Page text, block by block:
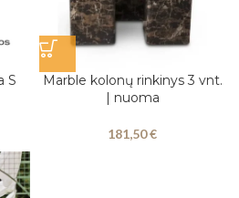
S
Marble kolonų rinkinys 3 vnt.
| nuoma
181,50€